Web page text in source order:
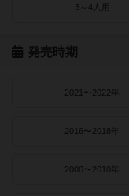
3～4人用
発売時期
2021〜2022年
2016〜2018年
2000〜2010年